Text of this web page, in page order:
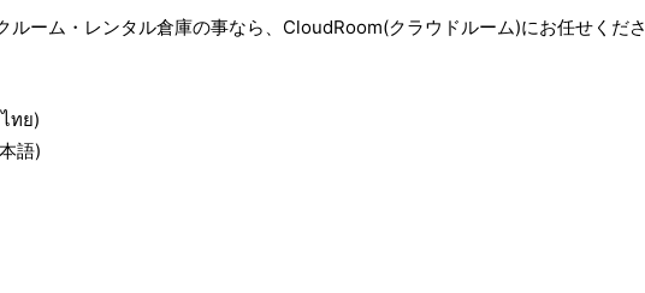
ルーム・レンタル倉庫の事なら、CloudRoom(クラウドルーム)にお任せくださ
ทย)
語)